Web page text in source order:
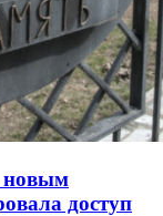
новым
доступ